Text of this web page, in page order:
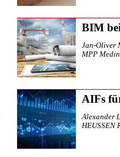
BIM
Jan-Oliver
MPP
AIFs
Alexander
HEUSSEN